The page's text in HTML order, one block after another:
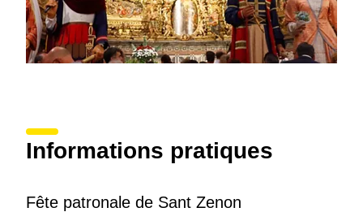
Informations pratiques
Fête patronale de Sant Zenon